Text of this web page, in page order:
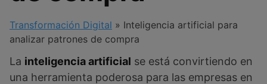
Transformación Digital » Inteligencia artificial para
analizar patrones de compra
La inteligencia artificial se está convirtiendo en
una herramienta poderosa para las empresas en